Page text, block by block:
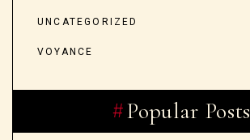
UNCATEGORIZED
VOYANCE
Popular Posts